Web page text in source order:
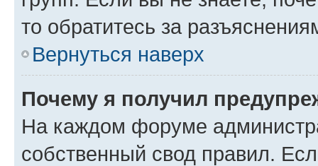
то обратитесь за
Вернуться наверх
Почему я получил
На каждом форуме
собственный свод правил.